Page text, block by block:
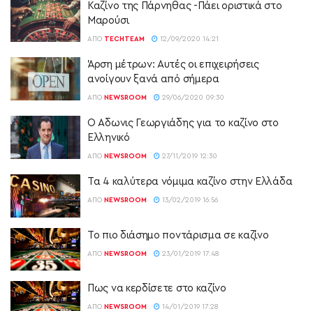
Καζίνο της Πάρνηθας -Πάει οριστικά στο
Μαρούσι
ΑΠΌ TECHTEAM 12/09/2020 14:21
Άρση μέτρων: Αυτές οι επιχειρήσεις
ανοίγουν ξανά από σήμερα
ΑΠΌ NEWSROOM 29/06/2020 09:30
Ο Άδωνις Γεωργιάδης για το καζίνο στο
Ελληνικό
ΑΠΌ NEWSROOM 27/11/2019 12:30
Τα 4 καλύτερα νόμιμα καζίνο στην Ελλάδα
ΑΠΌ NEWSROOM 13/02/2019 16:56
Το πιο διάσημο ποντάρισμα σε καζίνο
ΑΠΌ NEWSROOM 23/01/2019 17:48
Πως να κερδίσετε στο καζίνο
ΑΠΌ NEWSROOM 14/01/2019 17:28